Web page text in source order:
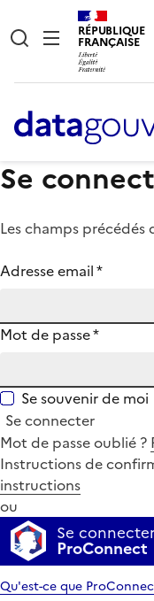
RÉPUBLIQUE
FRANÇAISE
Se
Les champs précédés
Adresse email*
Mot de passe*
Se souvenir de moi
Se connecter
Mot de passe oublié ?
Instructions de
instructions
ou
Se
ProConnect
Qu'est-ce que